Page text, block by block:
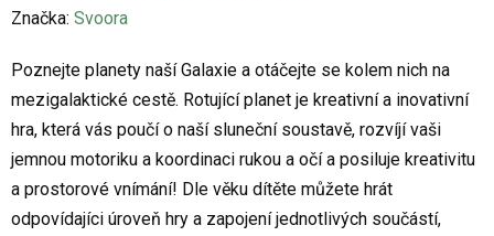
hodnocení
je
0,0
z
5
hvězdiček.
Značka: Svoora
Poznejte planety naší Galaxie a otáčejte se kolem nich na
mezigalaktické cestě. Rotující planet je kreativní a inovativní
hra, která vás poučí o naší sluneční soustavě, rozvíjí vaši
jemnou motoriku a koordinaci rukou a očí a posiluje kreativitu
a prostorové vnímání! Dle věku dítěte můžete hrát
odpovídajíci úroveň hry a zapojení jednotlivých součástí,